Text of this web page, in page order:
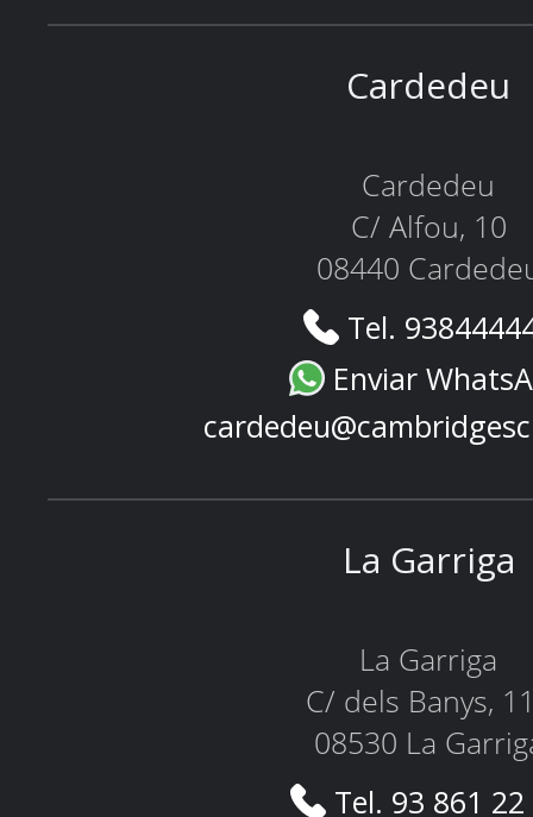
Cardedeu
Cardedeu
C/ Alfou, 10
08440
Tel.
Enviar
La Garriga
La Garriga
C/ dels Banys,
08530 La
Tel. 93 861